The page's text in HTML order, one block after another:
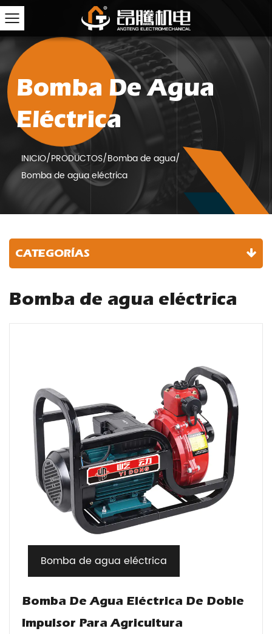
Bomba De Agua
Eléctrica
INICIO/PRODUCTOS/Bomba de agua/
Bomba de agua eléctrica
CATEGORÍAS
Bomba de agua eléctrica
Bomba de agua eléctrica
Bomba De Agua Eléctrica De Doble
Impulsor Para Agricultura